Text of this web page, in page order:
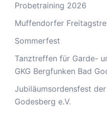
Probetraining 2026
Muffendorfer
Sommerfest
Tanztreffen für Garde-
GKG Bergfunken Bad
Jubiläumsordensfest
Godesberg e.V.